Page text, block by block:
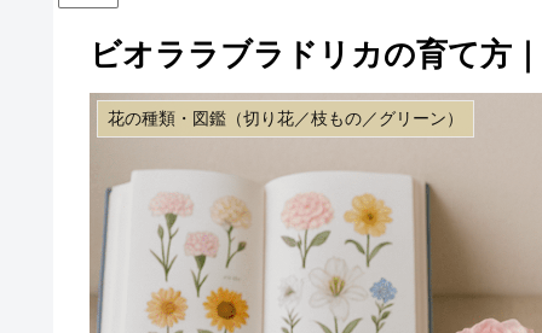
ビオララブラドリカの育て方
花の種類・図鑑（切り花／枝もの／グリーン）